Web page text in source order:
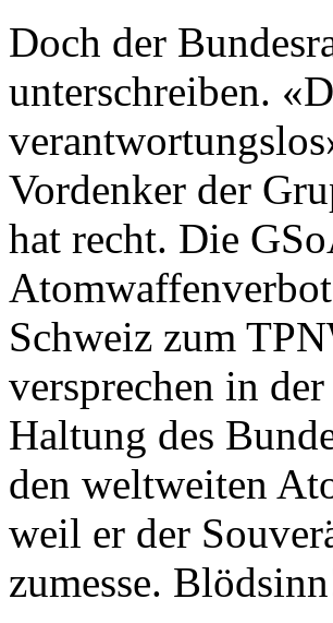
Doch der
unterschreiben.
Vordenker der
hat recht. Die
Schweiz zum
versprechen in
Haltung des
den weltweiten
weil er der
zumesse.